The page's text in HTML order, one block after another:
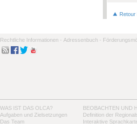
Retour
Rechtliche Informationen - Adressenbuch -
WAS IST DAS OLCA?
Aufgaben und Zielsetzungen
Das Team
BEOBACHTEN UND
Definition der
Interaktive